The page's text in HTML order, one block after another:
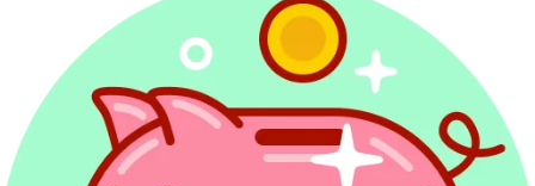
Automatyczne przekazywanie 1,5%
PIT przez organ rentowy
To nie koniec zmian w tzw. PIT dla OPP. Dla części
podatników został wprowadzony mechanizm